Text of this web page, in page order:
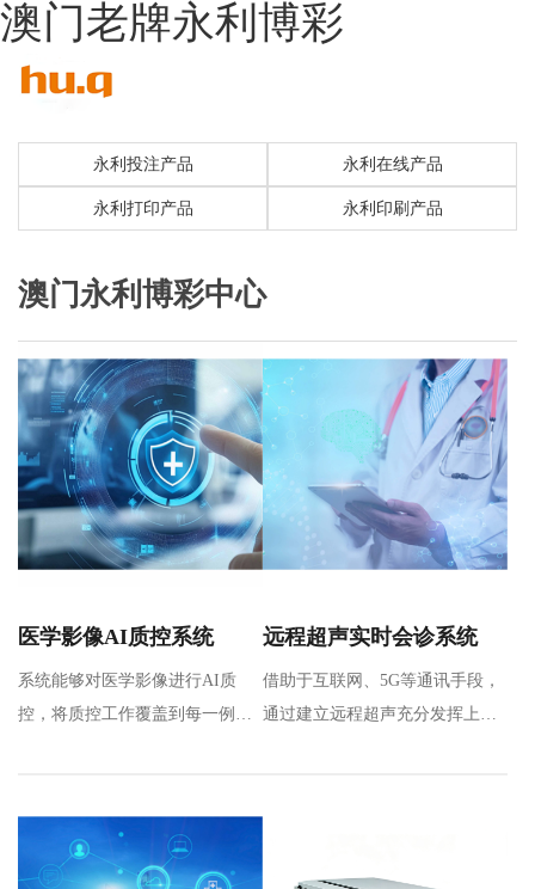
澳门老牌永利博彩
永利投注产品 永利在线产品
永利打印产品 永利印刷产品
澳门永利博彩中心
医学影像AI质控系统
系统能够对医学影像进行AI质
控，将质控工作覆盖到每一例影
远程超声实时会诊系统
借助于互联网、5G等通讯手段，
通过建立远程超声充分发挥上级